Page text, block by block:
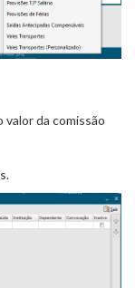
valor da comissão